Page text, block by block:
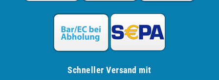
Schneller Versand mit